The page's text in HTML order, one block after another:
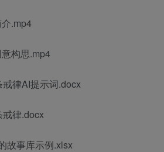
介.mp4
意构思.mp4
戒律AI提示词.docx
戒律.docx
故事库示例.xlsx